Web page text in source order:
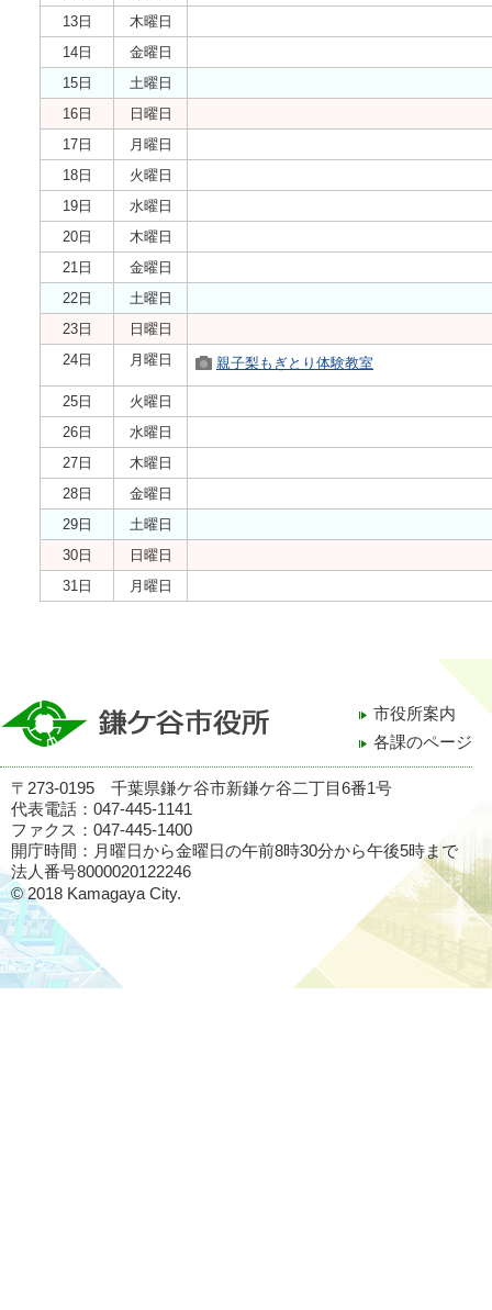
13日
木曜日
14日
金曜日
15日
土曜日
16日
日曜日
17日
月曜日
18日
火曜日
19日
水曜日
20日
木曜日
21日
金曜日
22日
土曜日
23日
日曜日
24日
月曜日 親子梨もぎとり体験教室
25日
火曜日
26日
水曜日
27日
木曜日
28日
金曜日
29日
土曜日
30日
日曜日
31日
月曜日
市役所案内
各課のページ
〒273-0195 千葉県鎌ケ谷市新鎌ケ谷二丁目6番1号
代表電話：047-445-1141
ファクス：047-445-1400
開庁時間：月曜日から金曜日の午前8時30分から午後5時まで
法人番号8000020122246
© 2018 Kamagaya City.